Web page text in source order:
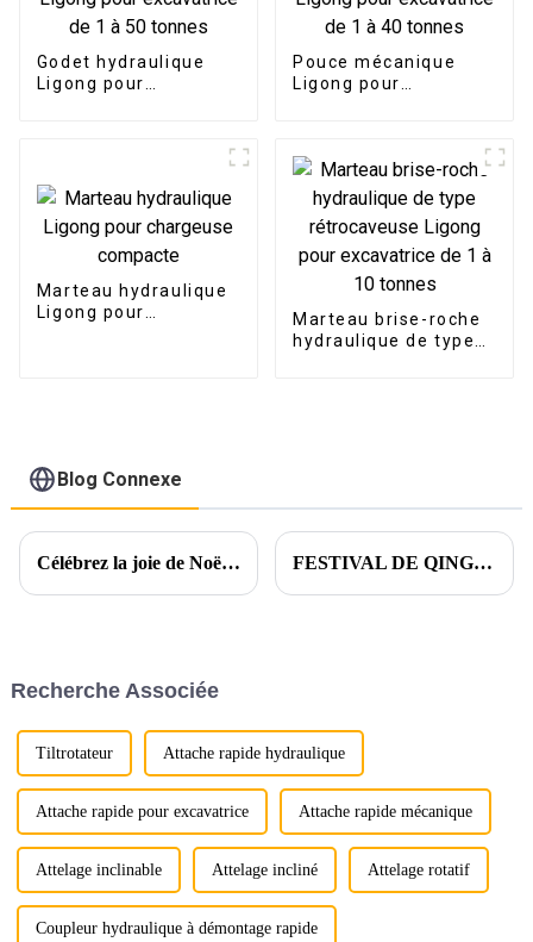
Godet hydraulique
Ligong pour
Pouce mécanique
Ligong pour
Marteau hydraulique
Ligong pour
Marteau brise-roche
hydraulique de type
Blog Connexe
Célébrez la joie de Noël avec Ligong FESTIVAL DE QINGMING
Recherche Associée
Tiltrotateur Attache rapide hydraulique
Attache rapide pour excavatrice Attache rapide mécanique
Attelage inclinable Attelage incliné Attelage rotatif
Coupleur hydraulique à démontage rapide